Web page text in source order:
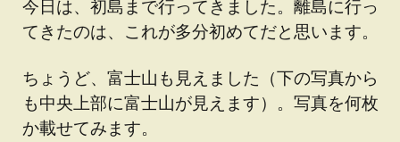
今日は、初島まで行ってきました。離島に行っ
てきたのは、これが多分初めてだと思います。
ちょうど、富士山も見えました（下の写真から
も中央上部に富士山が見えます）。写真を何枚
か載せてみます。